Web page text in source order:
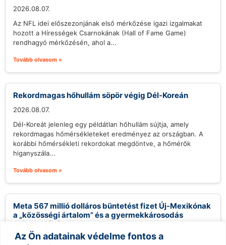
Az Ön adatainak védelme fontos a
2026.08.07.
Az NFL idei előszezonjának első mérkőzése igazi izgalmakat
hozott a Hírességek Csarnokának (Hall of Fame Game)
rendhagyó mérkőzésén, ahol a...
Tovább olvasom »
Rekordmagas hőhullám söpör végig Dél-Koreán
2026.08.07.
Dél-Koreát jelenleg egy példátlan hőhullám sújtja, amely
rekordmagas hőmérsékleteket eredményez az országban. A
korábbi hőmérsékleti rekordokat megdöntve, a hőmérők
higanyszála...
Tovább olvasom »
Meta 567 millió dolláros büntetést fizet Új-Mexikónak
a „közösségi ártalom” és a gyermekkárosodás
csökkentésére
2026.08.07.